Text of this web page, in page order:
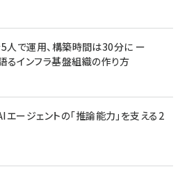
人で運用、構築時間は30分に ー
るインフラ基盤組織の作り方
ージェントの「推論能力」を支える2